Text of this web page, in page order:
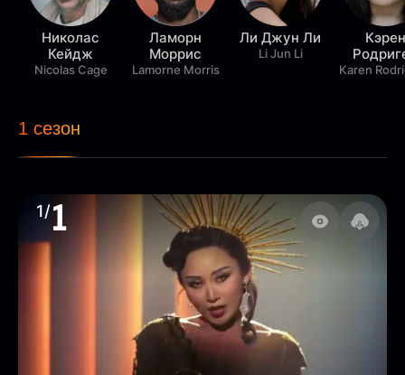
Николас
Кейдж
Nicolas Cage
Ламорн
Моррис
Lamorne Morris
Ли Джун Ли
Li Jun Li
Кэрен
Karen
1 сезон
1/1